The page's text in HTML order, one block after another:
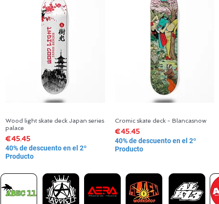
Quick View
Wood light skate deck Japan series
palace
Price
€45.45
40% de descuento en el 2º
Producto
Quick View
Cromic skate deck - Blancasnow
Price
€45.45
40% de descuento en el 2º
Producto